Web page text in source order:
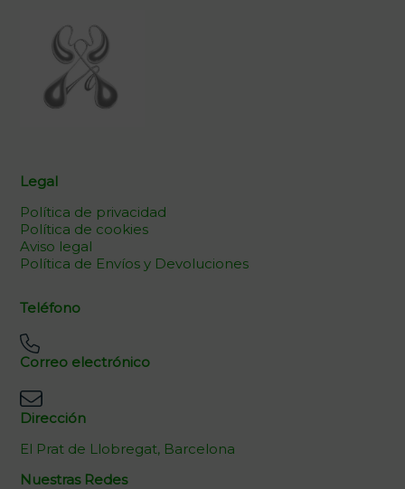
Legal
Política de privacidad
Política de cookies
Aviso legal
Política de Envíos y Devoluciones
Teléfono
Correo electrónico
Dirección
El Prat de Llobregat, Barcelona
Nuestras Redes